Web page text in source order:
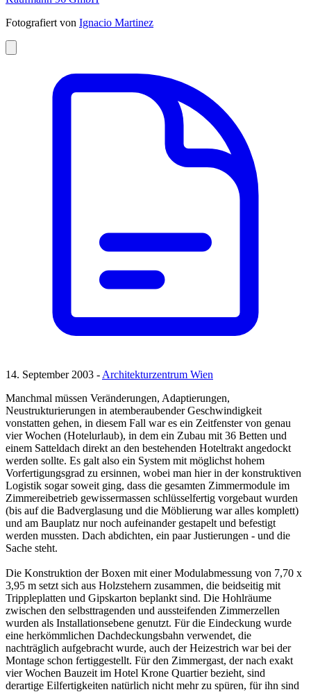
Fotografiert von Ignacio Martinez
14. September 2003 -Architekturzentrum Wien
Manchmal müssen Veränderungen, Adaptierungen,
Neustrukturierungen in atemberaubender Geschwindigkeit
vonstatten gehen, in diesem Fall war es ein Zeitfenster von genau
vier Wochen (Hotelurlaub), in dem ein Zubau mit 36 Betten und
einem Satteldach direkt an den bestehenden Hoteltrakt angedockt
werden sollte. Es galt also ein System mit möglichst hohem
Vorfertigungsgrad zu ersinnen, wobei man hier in der konstruktiven
Logistik sogar soweit ging, dass die gesamten Zimmermodule im
Zimmereibetrieb gewissermassen schlüsselfertig vorgebaut wurden
(bis auf die Badverglasung und die Möblierung war alles komplett)
und am Bauplatz nur noch aufeinander gestapelt und befestigt
werden mussten. Dach abdichten, ein paar Justierungen - und die
Sache steht.
Die Konstruktion der Boxen mit einer Modulabmessung von 7,70 x
3,95 m setzt sich aus Holzstehern zusammen, die beidseitig mit
Trippleplatten und Gipskarton beplankt sind. Die Hohlräume
zwischen den selbsttragenden und aussteifenden Zimmerzellen
wurden als Installationsebene genutzt. Für die Eindeckung wurde
eine herkömmlichen Dachdeckungsbahn verwendet, die
nachträglich aufgebracht wurde, auch der Heizestrich war bei der
Montage schon fertiggestellt. Für den Zimmergast, der nach exakt
vier Wochen Bauzeit im Hotel Krone Quartier bezieht, sind
derartige Eilfertigkeiten natürlich nicht mehr zu spüren, für ihn sind